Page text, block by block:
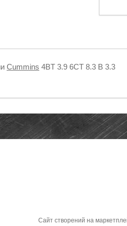
Cummins 4BT 3.9 6CT 8.3 B 3.3
Сайт створений на